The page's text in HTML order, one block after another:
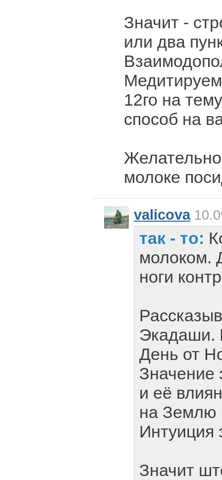
Значит -
или два
12го на
способ на
молоке
valicova
так - то:
молоком.
ноги
Экадаши.
День от
Значение
и её
на Землю
Интуиция
Значит